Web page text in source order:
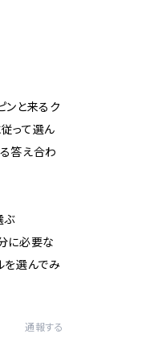
ンと来るク
って選ん
答え合わ
ぶ
に必要な
を選んでみ
通報する